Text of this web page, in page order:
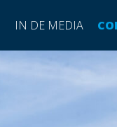
IN DE MEDIA